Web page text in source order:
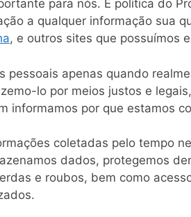
para nós. É política do
a qualquer informação sua
, e outros sites que possuímos
pessoais apenas quando
lo por meios justos e
informamos por que estamos
coletadas pelo tempo
dados, protegemos
e roubos, bem como